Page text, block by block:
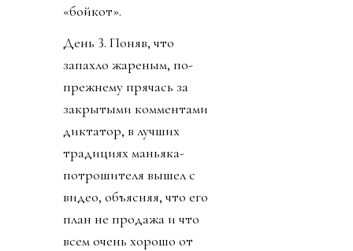
«бойкот».
День 3. Поняв, что
запахло жареным, по-
прежнему прячась за
закрытыми комментами
диктатор, в лучших
традициях маньяка-
потрошителя вышел с
видео, объясняя, что его
план не продажа и что
всем очень хорошо от